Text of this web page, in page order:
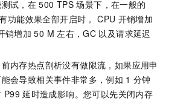
试，在 500 TPS 场景下，在一般的
功能效果全部开启时， CPU 开销增加
销增加 50 M 左右，GC 以及请求延迟
内存热点剖析没有做限流，如果应用申
会导致相关事件非常多，例如 1 分钟
P99 延时造成影响。您可以先关闭内存